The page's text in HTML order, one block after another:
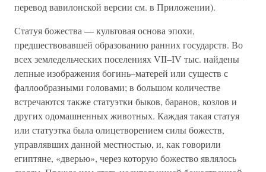
перевод вавилонской версии см. в Приложении).
Статуя божества — культовая основа эпохи,
предшествовавшей образованию ранних государств. Во
всех земледельческих поселениях VII–IV тыс. найдены
лепные изображения богинь–матерей или существ с
фаллообразными головами; в большом количестве
встречаются также статуэтки быков, баранов, козлов и
других одомашненных животных. Каждая такая статуя
или статуэтка была олицетворением силы божеств,
управлявших данной местностью, и, как говорили
египтяне, «дверью», через которую божество являлось